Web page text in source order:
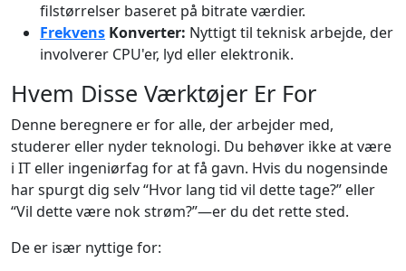
filstørrelser baseret på bitrate værdier.
Frekvens Konverter: Nyttigt til teknisk arbejde, der
involverer CPU'er, lyd eller elektronik.
Hvem Disse Værktøjer Er For
Denne beregnere er for alle, der arbejder med,
studerer eller nyder teknologi. Du behøver ikke at være
i IT eller ingeniørfag for at få gavn. Hvis du nogensinde
har spurgt dig selv “Hvor lang tid vil dette tage?” eller
“Vil dette være nok strøm?”—er du det rette sted.
De er især nyttige for: